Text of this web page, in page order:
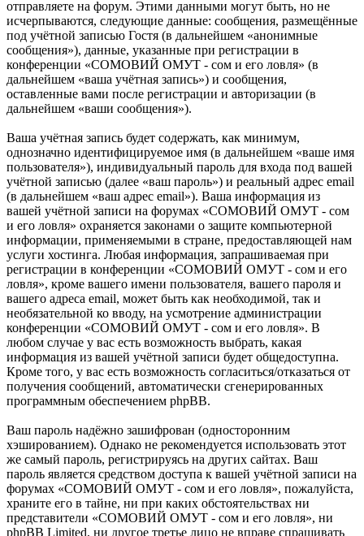
отправляете на форум. Этими данными могут быть, но не
исчерпываются, следующие данные: сообщения, размещённые
под учётной записью Гостя (в дальнейшем «анонимные
сообщения»), данные, указанные при регистрации в
конференции «СОМОВИЙ ОМУТ - сом и его ловля» (в
дальнейшем «ваша учётная запись») и сообщения,
оставленные вами после регистрации и авторизации (в
дальнейшем «ваши сообщения»).
Ваша учётная запись будет содержать, как минимум,
однозначно идентифицируемое имя (в дальнейшем «ваше имя
пользователя»), индивидуальный пароль для входа под вашей
учётной записью (далее «ваш пароль») и реальный адрес email
(в дальнейшем «ваш адрес email»). Ваша информация из
вашей учётной записи на форумах «СОМОВИЙ ОМУТ - сом
и его ловля» охраняется законами о защите компьютерной
информации, применяемыми в стране, предоставляющей нам
услуги хостинга. Любая информация, запрашиваемая при
регистрации в конференции «СОМОВИЙ ОМУТ - сом и его
ловля», кроме вашего имени пользователя, вашего пароля и
вашего адреса email, может быть как необходимой, так и
необязательной ко вводу, на усмотрение администрации
конференции «СОМОВИЙ ОМУТ - сом и его ловля». В
любом случае у вас есть возможность выбрать, какая
информация из вашей учётной записи будет общедоступна.
Кроме того, у вас есть возможность согласиться/отказаться от
получения сообщений, автоматически сгенерированных
программным обеспечением phpBB.
Ваш пароль надёжно зашифрован (односторонним
хэшированием). Однако не рекомендуется использовать этот
же самый пароль, регистрируясь на других сайтах. Ваш
пароль является средством доступа к вашей учётной записи на
форумах «СОМОВИЙ ОМУТ - сом и его ловля», пожалуйста,
храните его в тайне, ни при каких обстоятельствах ни
представители «СОМОВИЙ ОМУТ - сом и его ловля», ни
phpBB Limited, ни другое третье лицо не вправе спрашивать